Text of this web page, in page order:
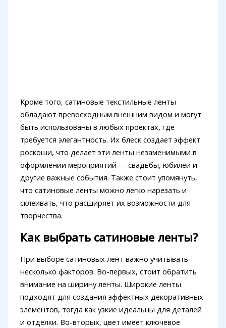
Кроме того, сатиновые текстильные ленты
обладают превосходным внешним видом и могут
быть использованы в любых проектах, где
требуется элегантность. Их блеск создает эффект
роскоши, что делает эти ленты незаменимыми в
оформлении мероприятий — свадьбы, юбилеи и
другие важные события. Также стоит упомянуть,
что сатиновые ленты можно легко нарезать и
склеивать, что расширяет их возможности для
творчества.
Как выбрать сатиновые ленты?
При выборе сатиновых лент важно учитывать
несколько факторов. Во-первых, стоит обратить
внимание на ширину ленты. Широкие ленты
подходят для создания эффектных декоративных
элементов, тогда как узкие идеальны для деталей
и отделки. Во-вторых, цвет имеет ключевое